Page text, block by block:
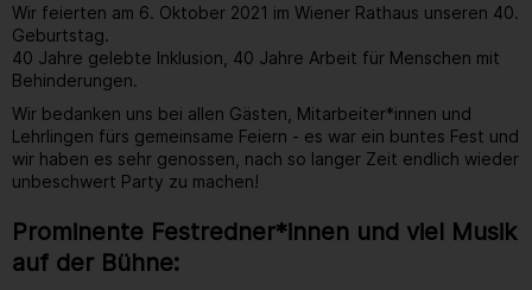
Wir feierten am 6. Oktober 2021 im Wiener Rathaus unseren 40.
Geburtstag.
40 Jahre gelebte Inklusion, 40 Jahre Arbeit für Menschen mit
Behinderungen.
Wir bedanken uns bei allen Gästen, Mitarbeiter*innen und
Lehrlingen fürs gemeinsame Feiern - es war ein buntes Fest und
wir haben es sehr genossen, nach so langer Zeit endlich wieder
unbeschwert Party zu machen!
Prominente Festredner*innen und viel Musik
auf der Bühne: